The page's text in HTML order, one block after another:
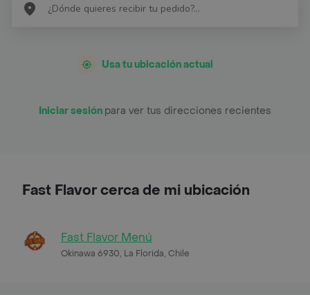
Usa tu ubicación actual
Iniciar sesión para ver tus direcciones recientes
Fast Flavor cerca de mi ubicación
Fast Flavor Menú
Okinawa 6930, La Florida, Chile